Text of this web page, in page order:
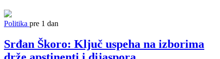
Politika pre 1 dan
Srđan Škoro: Ključ uspeha na izborima